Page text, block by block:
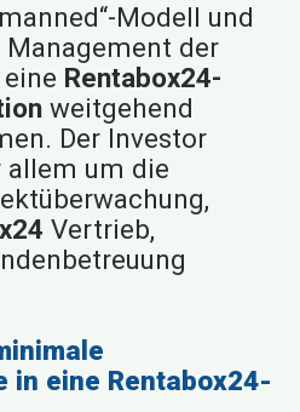
Modell und
Management der
Rentabox24-
weitgehend
Der Investor
um die
Vertrieb,
in eine Rentabox24-